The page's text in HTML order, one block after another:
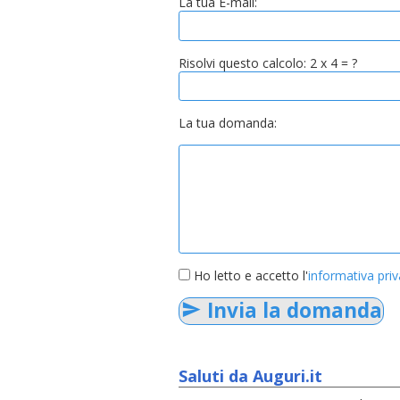
Risolvi questo calcolo: 2 x 4 = ?
La tua domanda:
Ho letto e accetto l'informativa
Invia la domanda
Saluti da Auguri.it